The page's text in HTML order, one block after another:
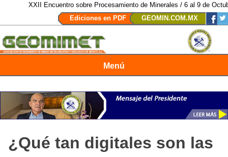
XXII Encuentro sobre Procesamiento de Minerales / 6 al 9 de Octubre
Ediciones en PDF
GEOMIN.COM.MX
Menú
¿Qué tan digitales son las